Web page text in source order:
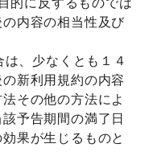
的に反するものでは
内容の相当性及び
、少なくとも１４
新利用規約の内容
その他の方法によ
予告期間の満了日
果が生じるものと